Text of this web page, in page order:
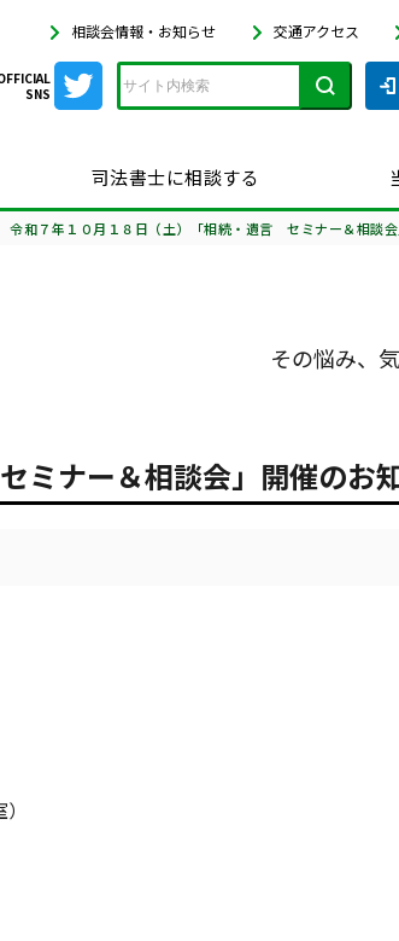
相談会情報・お知らせ 交通アクセス
SNS
司法書士に相談する
令和７年１０月１８日（土）「相続・遺言 セミナー＆相談
その悩み、
ミナー＆相談会」開催のお